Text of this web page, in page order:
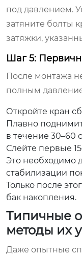
под давлением.
затяните болты
затяжки,
Шаг 5:
После монтажа
полным
Откройте кран
Плавно
в течение 30–60
Слейте первые
Это необходимо
стабилизации
Только после
бак накопления.
Типичные
методы их
Даже опытные